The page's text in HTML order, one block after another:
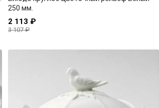
250 мм.
2 113 ₽
3 107 ₽